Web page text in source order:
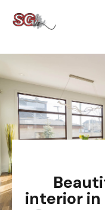
interior in